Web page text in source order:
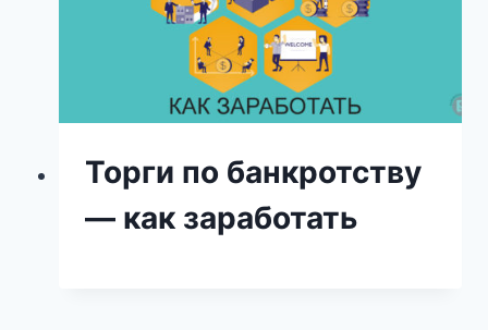
Торги по банкротству
— как заработать